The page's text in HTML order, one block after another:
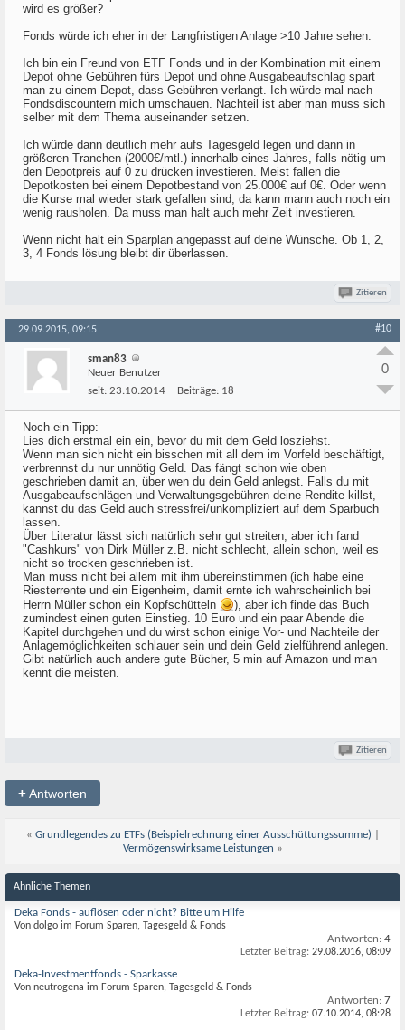
wird es größer?
Fonds würde ich eher in der Langfristigen Anlage >10 Jahre sehen.
Ich bin ein Freund von ETF Fonds und in der Kombination mit einem
Depot ohne Gebühren fürs Depot und ohne Ausgabeaufschlag spart
man zu einem Depot, dass Gebühren verlangt. Ich würde mal nach
Fondsdiscountern mich umschauen. Nachteil ist aber man muss sich
selber mit dem Thema auseinander setzen.
Ich würde dann deutlich mehr aufs Tagesgeld legen und dann in
größeren Tranchen (2000€/mtl.) innerhalb eines Jahres, falls nötig um
den Depotpreis auf 0 zu drücken investieren. Meist fallen die
Depotkosten bei einem Depotbestand von 25.000€ auf 0€. Oder wenn
die Kurse mal wieder stark gefallen sind, da kann mann auch noch ein
wenig rausholen. Da muss man halt auch mehr Zeit investieren.
Wenn nicht halt ein Sparplan angepasst auf deine Wünsche. Ob 1, 2,
3, 4 Fonds lösung bleibt dir überlassen.
Zitieren
29.09.2015, 09:15 #10
sman83
Neuer Benutzer
seit: 23.10.2014 Beiträge: 18
0
Noch ein Tipp:
Lies dich erstmal ein ein, bevor du mit dem Geld losziehst.
Wenn man sich nicht ein bisschen mit all dem im Vorfeld beschäftigt,
verbrennst du nur unnötig Geld. Das fängt schon wie oben
geschrieben damit an, über wen du dein Geld anlegst. Falls du mit
Ausgabeaufschlägen und Verwaltungsgebühren deine Rendite killst,
kannst du das Geld auch stressfrei/unkompliziert auf dem Sparbuch
lassen.
Über Literatur lässt sich natürlich sehr gut streiten, aber ich fand
"Cashkurs" von Dirk Müller z.B. nicht schlecht, allein schon, weil es
nicht so trocken geschrieben ist.
Man muss nicht bei allem mit ihm übereinstimmen (ich habe eine
Riesterrente und ein Eigenheim, damit ernte ich wahrscheinlich bei
Herrn Müller schon ein Kopfschütteln
), aber ich finde das Buch
zumindest einen guten Einstieg. 10 Euro und ein paar Abende die
Kapitel durchgehen und du wirst schon einige Vor- und Nachteile der
Anlagemöglichkeiten schlauer sein und dein Geld zielführend anlegen.
Gibt natürlich auch andere gute Bücher, 5 min auf Amazon und man
kennt die meisten.
Zitieren
+Antworten
« Grundlegendes zu ETFs (Beispielrechnung einer Ausschüttungssumme)
Vermögenswirksame Leistungen »
Ähnliche Themen
Deka Fonds - auflösen oder nicht? Bitte um Hilfe
Von dolgo im Forum Sparen, Tagesgeld & Fonds
Antworten: 4
Letzter Beitrag: 29.08.2016, 08:09
Deka-Investmentfonds - Sparkasse
Von neutrogena im Forum Sparen, Tagesgeld & Fonds
Antworten: 7
Letzter Beitrag: 07.10.2014, 08:28